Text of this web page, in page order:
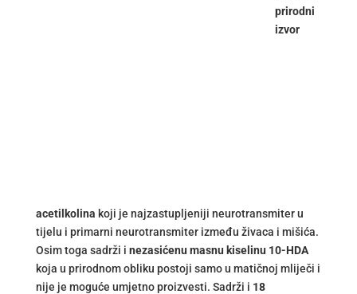
prirodni
izvor
acetilkolina koji je najzastupljeniji neurotransmiter u
tijelu i primarni neurotransmiter između živaca i mišića.
Osim toga sadrži i nezasićenu masnu kiselinu 10-HDA
koja u prirodnom obliku postoji samo u matičnoj mliječi i
nije je moguće umjetno proizvesti. Sadrži i 18